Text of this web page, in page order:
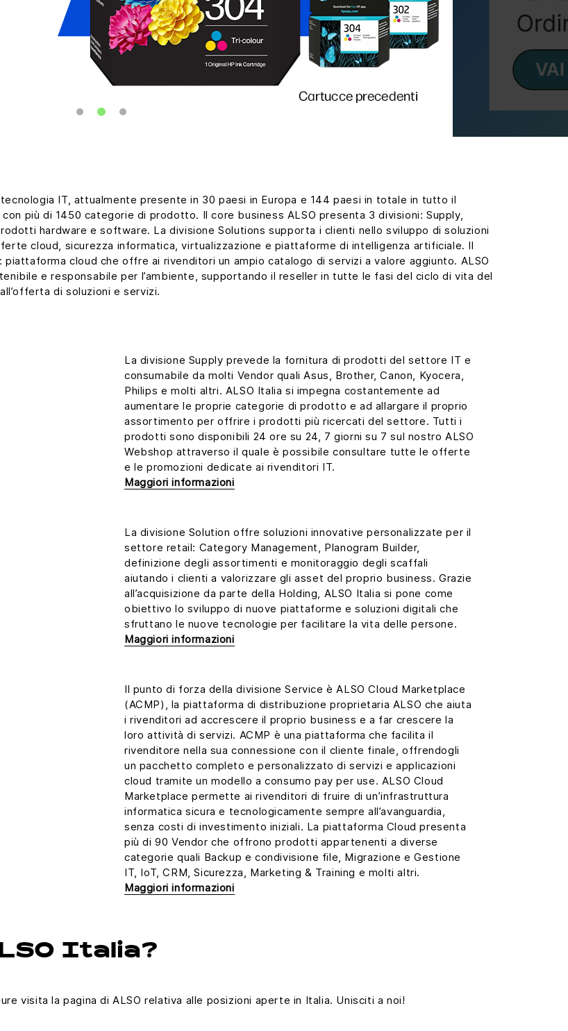
IT, attualmente presente in 30 paesi in Europa e 144 paesi in totale in tutto il
più di 1450 categorie di prodotto. Il core business ALSO presenta 3 divisioni: Supply,
hardware e software. La divisione Solutions supporta i clienti nello sviluppo di soluzioni
cloud, sicurezza informatica, virtualizzazione e piattaforme di intelligenza artificiale. Il
cloud che offre ai rivenditori un ampio catalogo di servizi a valore aggiunto. ALSO
e responsabile per l’ambiente, supportando il reseller in tutte le fasi del ciclo di vita del
di soluzioni e servizi.
La divisione Supply prevede la fornitura di prodotti del settore IT e
consumabile da molti Vendor quali Asus, Brother, Canon, Kyocera,
Philips e molti altri. ALSO Italia si impegna costantemente ad
aumentare le proprie categorie di prodotto e ad allargare il proprio
assortimento per offrire i prodotti più ricercati del settore. Tutti i
prodotti sono disponibili 24 ore su 24, 7 giorni su 7 sul nostro ALSO
Webshop attraverso il quale è possibile consultare tutte le offerte
e le promozioni dedicate ai rivenditori IT.
Maggiori informazioni
La divisione Solution offre soluzioni innovative personalizzate per il
settore retail: Category Management, Planogram Builder,
definizione degli assortimenti e monitoraggio degli scaffali
aiutando i clienti a valorizzare gli asset del proprio business. Grazie
all’acquisizione da parte della Holding, ALSO Italia si pone come
obiettivo lo sviluppo di nuove piattaforme e soluzioni digitali che
sfruttano le nuove tecnologie per facilitare la vita delle persone.
Maggiori informazioni
Il punto di forza della divisione Service è ALSO Cloud Marketplace
(ACMP), la piattaforma di distribuzione proprietaria ALSO che aiuta
i rivenditori ad accrescere il proprio business e a far crescere la
loro attività di servizi. ACMP è una piattaforma che facilita il
rivenditore nella sua connessione con il cliente finale, offrendogli
un pacchetto completo e personalizzato di servizi e applicazioni
cloud tramite un modello a consumo pay per use. ALSO Cloud
Marketplace permette ai rivenditori di fruire di un’infrastruttura
informatica sicura e tecnologicamente sempre all’avanguardia,
senza costi di investimento iniziali. La piattaforma Cloud presenta
più di 90 Vendor che offrono prodotti appartenenti a diverse
categorie quali Backup e condivisione file, Migrazione e Gestione
IT, IoT, CRM, Sicurezza, Marketing & Training e molti altri.
Maggiori informazioni
Italia?
visita la pagina di ALSO relativa alle posizioni aperte in Italia. Unisciti a noi!